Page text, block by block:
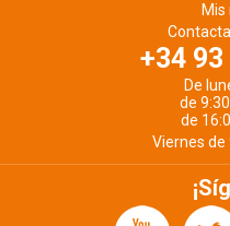
Mis
+34 93
De
de
de
Viernes de